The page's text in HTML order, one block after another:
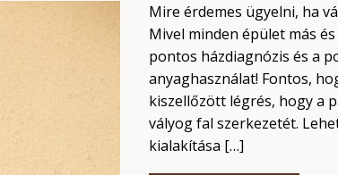
Mire érdemes ügyelni, ha
Mivel minden épület más
pontos házdiagnózis és a
anyaghasználat! Fontos,
kiszellőzött légrés, hogy a
vályog fal szerkezetét.
kialakítása […]